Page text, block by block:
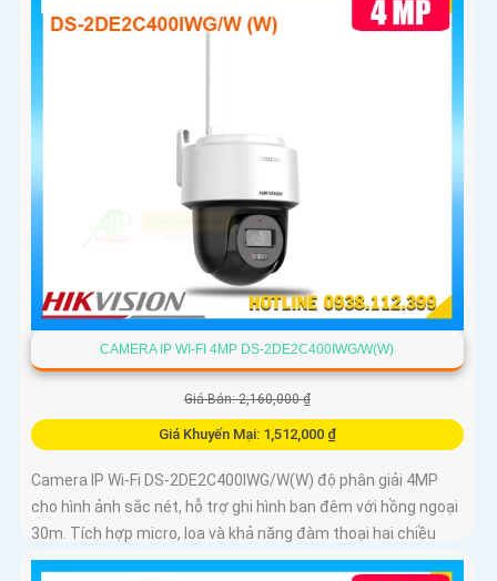
CAMERA IP WI-FI 4MP DS-2DE2C400IWG/W(W)
Giá Bán: 2,160,000 ₫
Giá Khuyến Mại: 1,512,000 ₫
Camera IP Wi-Fi DS-2DE2C400IWG/W(W) độ phân giải 4MP
cho hình ảnh sắc nét, hỗ trợ ghi hình ban đêm với hồng ngoại
30m. Tích hợp micro, loa và khả năng đàm thoại hai chiều